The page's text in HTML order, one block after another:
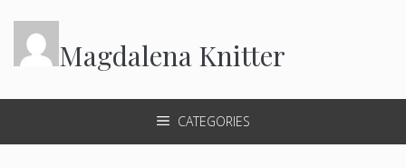
Magdalena Knitter
CATEGORIES